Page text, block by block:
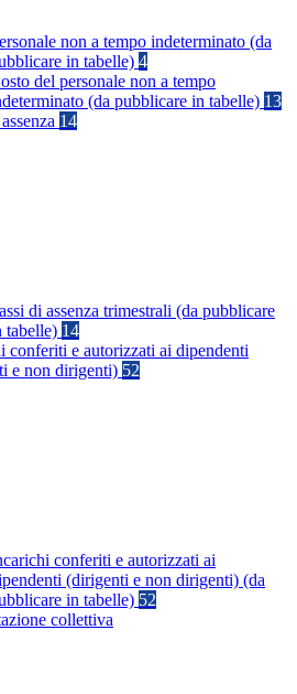
non a tempo indeterminato (da
in tabelle) 4
del personale non a tempo
(da pubblicare in tabelle) 13
14
di assenza trimestrali (da pubblicare
tabelle) 14
conferiti e autorizzati ai dipendenti
e non dirigenti) 52
conferiti e autorizzati ai
(dirigenti e non dirigenti) (da
in tabelle) 52
collettiva